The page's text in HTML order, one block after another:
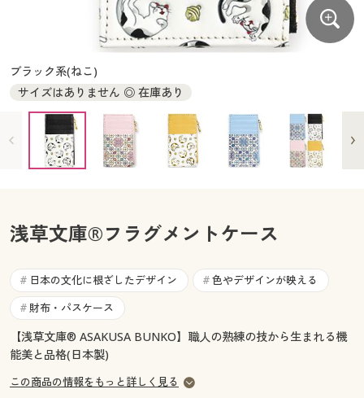
大きいサイズ メンズ
大きいサイズ 事務・制服
カタログ・チラシからのご注文
デジタルカタログ
カタログ無料プレゼント
マイページ
閲覧履歴
お気に入り
大きいサイズ 事務・制服
カタログ・チラシからのご注文
カタログ無料プレゼント
会員メニュー
閲覧履歴
お気に入り
サポート
ご利用ガイド
ブラック系(ねこ)
サイズはありません ◎ 在庫あり
浅草文庫®フラグメントケース
# 日本の文化に根ざしたデザイン # 色やデザインが映える
# 財布・パスケース
【浅草文庫® ASAKUSA BUNKO】職人の熟練の技から生まれる機
能美と品格(日本製)
この商品の情報をもっと詳しく見る